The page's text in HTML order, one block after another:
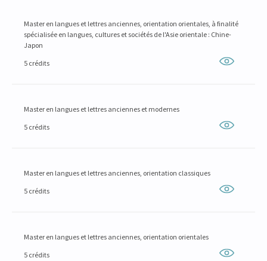
Master en langues et lettres anciennes, orientation orientales, à finalité
spécialisée en langues, cultures et sociétés de l'Asie orientale : Chine-
Japon
5 crédits
Master en langues et lettres anciennes et modernes
5 crédits
Master en langues et lettres anciennes, orientation classiques
5 crédits
Master en langues et lettres anciennes, orientation orientales
5 crédits